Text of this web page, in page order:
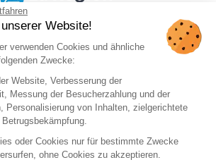
Website!
verwenden Cookies und ähnliche
Zwecke:
Website, Verbesserung der
Messung der Besucherzahlung und der
Personalisierung von Inhalten, zielgerichtete
oder Cookies nur für bestimmte Zwecke
ohne Cookies zu akzeptieren.